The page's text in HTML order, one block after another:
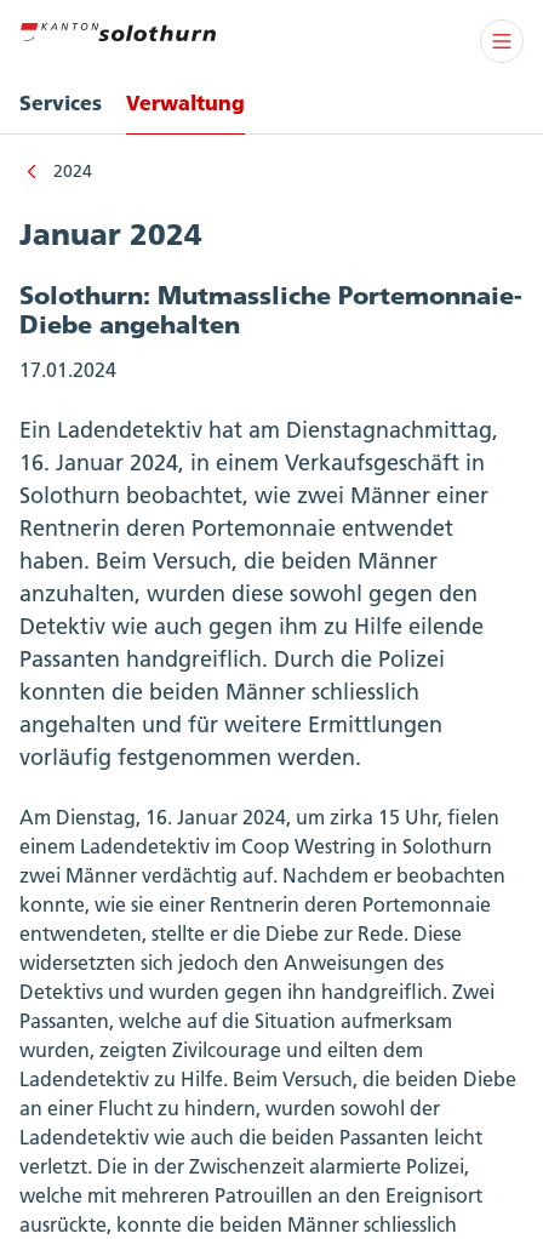
Services Verwaltung
2024
Januar 2024
Solothurn: Mutmassliche Portemonnaie-
Diebe angehalten
17.01.2024
Ein Ladendetektiv hat am Dienstagnachmittag,
16. Januar 2024, in einem Verkaufsgeschäft in
Solothurn beobachtet, wie zwei Männer einer
Rentnerin deren Portemonnaie entwendet
haben. Beim Versuch, die beiden Männer
anzuhalten, wurden diese sowohl gegen den
Detektiv wie auch gegen ihm zu Hilfe eilende
Passanten handgreiflich. Durch die Polizei
konnten die beiden Männer schliesslich
angehalten und für weitere Ermittlungen
vorläufig festgenommen werden.
Am Dienstag, 16. Januar 2024, um zirka 15 Uhr, fielen
einem Ladendetektiv im Coop Westring in Solothurn
zwei Männer verdächtig auf. Nachdem er beobachten
konnte, wie sie einer Rentnerin deren Portemonnaie
entwendeten, stellte er die Diebe zur Rede. Diese
widersetzten sich jedoch den Anweisungen des
Detektivs und wurden gegen ihn handgreiflich. Zwei
Passanten, welche auf die Situation aufmerksam
wurden, zeigten Zivilcourage und eilten dem
Ladendetektiv zu Hilfe. Beim Versuch, die beiden Diebe
an einer Flucht zu hindern, wurden sowohl der
Ladendetektiv wie auch die beiden Passanten leicht
verletzt. Die in der Zwischenzeit alarmierte Polizei,
welche mit mehreren Patrouillen an den Ereignisort
ausrückte, konnte die beiden Männer schliesslich